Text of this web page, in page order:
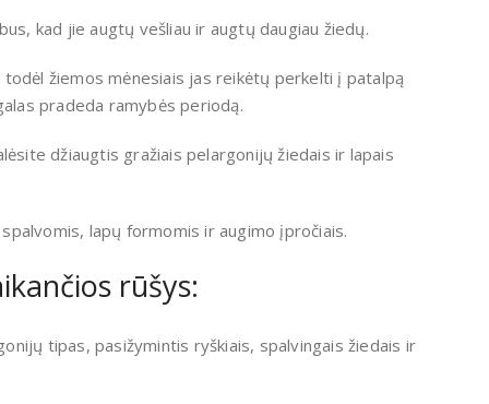
kad jie augtų vešliau ir augtų daugiau žiedų.
žiemos mėnesiais jas reikėtų perkelti į patalpą
pradeda ramybės periodą.
džiaugtis gražiais pelargonijų žiedais ir lapais
lapų formomis ir augimo įpročiais.
rūšys:
tipas, pasižymintis ryškiais, spalvingais žiedais ir